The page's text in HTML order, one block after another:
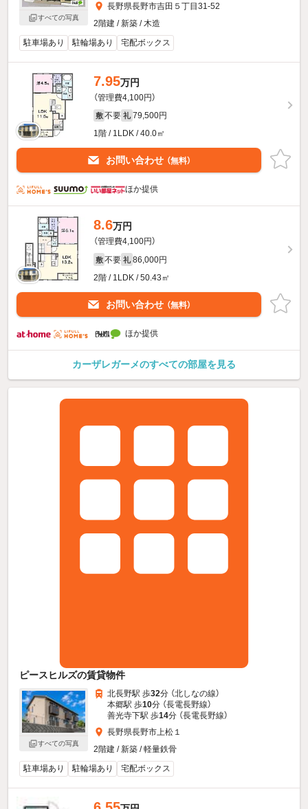
すべての写真
長野県長野市吉田５丁目31-52
2階建 / 新築 / 木造
駐車場あり
駐輪場あり 宅配ボックス
7.95万円
（管理費4,100円）
敷 不要 礼 79,500円
1階 / 1LDK / 40.0㎡
お問い合わせ （無料）
ほか提供
8.6万円
（管理費4,100円）
敷 不要 礼 86,000円
2階 / 1LDK / 50.43㎡
お問い合わせ （無料）
ほか提供
カーザレガーメのすべての部屋を見る
ピースヒルズの賃貸物件
すべての写真
北長野駅 歩32分 （北しなの線）
本郷駅 歩10分 （長電長野線）
善光寺下駅 歩14分 （長電長野線）
長野県長野市上松１
2階建 / 新築 / 軽量鉄骨
駐車場あり
駐輪場あり 宅配ボックス